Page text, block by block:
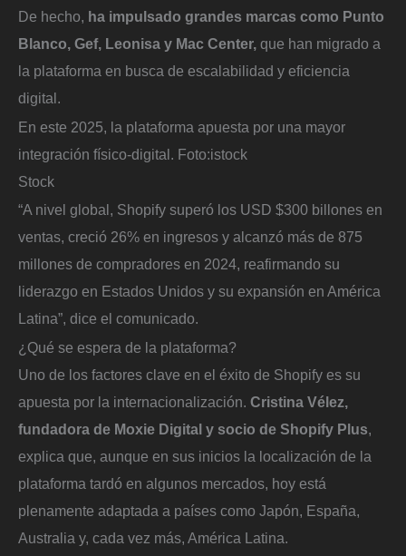
De hecho, ha impulsado grandes marcas como Punto
Blanco, Gef, Leonisa y Mac Center, que han migrado a
la plataforma en busca de escalabilidad y eficiencia
digital.
En este 2025, la plataforma apuesta por una mayor
integración físico-digital. Foto:istock
Stock
“A nivel global, Shopify superó los USD $300 billones en
ventas, creció 26% en ingresos y alcanzó más de 875
millones de compradores en 2024, reafirmando su
liderazgo en Estados Unidos y su expansión en América
Latina”, dice el comunicado.
¿Qué se espera de la plataforma?
Uno de los factores clave en el éxito de Shopify es su
apuesta por la internacionalización. Cristina Vélez,
fundadora de Moxie Digital y socio de Shopify Plus,
explica que, aunque en sus inicios la localización de la
plataforma tardó en algunos mercados, hoy está
plenamente adaptada a países como Japón, España,
Australia y, cada vez más, América Latina.